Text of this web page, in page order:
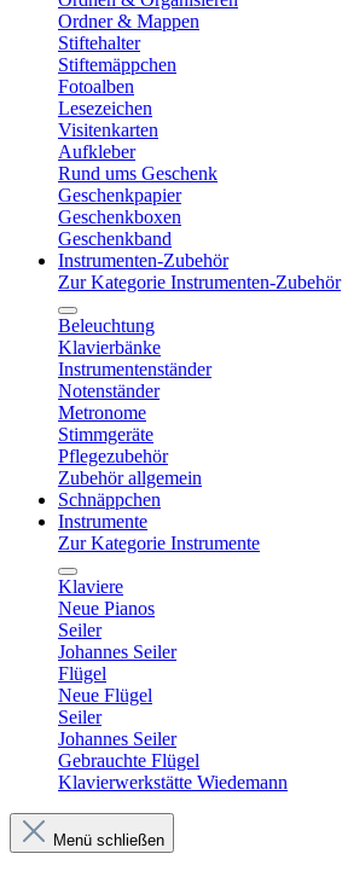
Ordner & Mappen
Stiftehalter
Stiftemäppchen
Fotoalben
Lesezeichen
Visitenkarten
Aufkleber
Rund ums Geschenk
Geschenkpapier
Geschenkboxen
Geschenkband
Instrumenten-Zubehör
Zur Kategorie Instrumenten-Zubehör
Beleuchtung
Klavierbänke
Instrumentenständer
Notenständer
Metronome
Stimmgeräte
Pflegezubehör
Zubehör allgemein
Schnäppchen
Instrumente
Zur Kategorie Instrumente
Klaviere
Neue Pianos
Seiler
Johannes Seiler
Flügel
Neue Flügel
Seiler
Johannes Seiler
Gebrauchte Flügel
Klavierwerkstätte Wiedemann
Menü schließen